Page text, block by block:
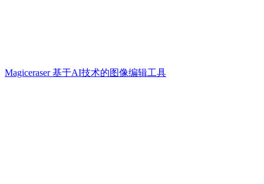
Magiceraser 基于AI技术的图像编辑工具